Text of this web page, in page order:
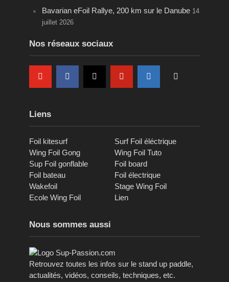
Bavarian eFoil Rallye, 200 km sur le Danube 14
juillet 2026
Nos réseaux sociaux
Liens
Foil kitesurf
Surf Foil éléctrique
Wing Foil Gong
Wing Foil Tuto
Sup Foil gonflable
Foil board
Foil bateau
Foil électrique
Wakefoil
Stage Wing Foil
Ecole Wing Foil
Lien
Nous sommes aussi
Retrouvez toutes les infos sur le stand up paddle,
actualités, vidéos, conseils, techniques, etc.